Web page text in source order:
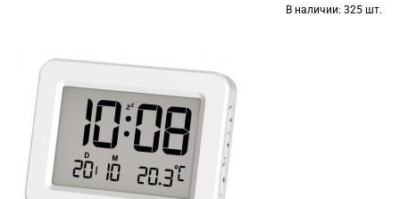
В наличии: 325 шт.